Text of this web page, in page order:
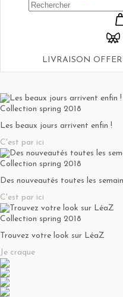
LIVRAISON
Collection spring 2018
Les beaux jours arrivent enfin !
C'est par ici
Collection spring 2018
Des nouveautés toutes les
C'est par ici
Collection spring 2018
Trouvez votre look sur LéaZ
Je craque